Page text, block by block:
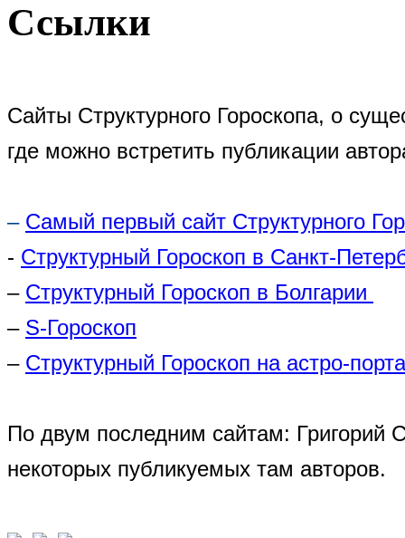
Ссылки
Сайты Структурного Гороскопа, о
где можно встретить публикации
– Самый первый сайт Структурного
- Структурный Гороскоп в Санкт-
– Структурный Гороскоп в Болгарии
– S-Гороскоп
– Структурный Гороскоп на астро-
По двум последним сайтам: Григорий
некоторых публикуемых там авторов.